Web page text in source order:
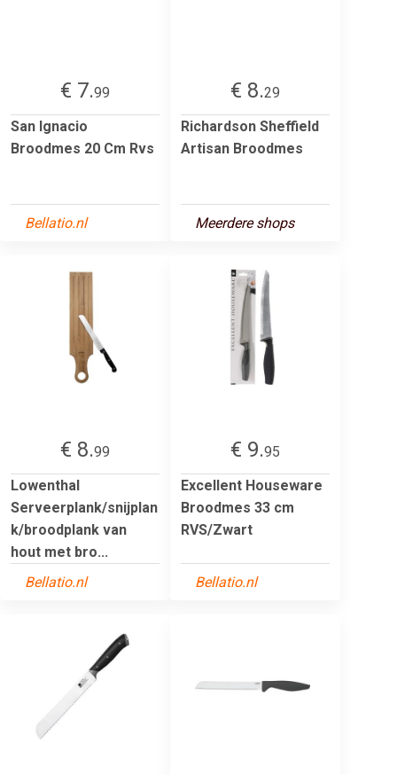
€ 7.99
San Ignacio
Broodmes 20 Cm Rvs
Bellatio.nl
€ 8.29
Richardson Sheffield
Artisan Broodmes
Meerdere shops
€ 8.99
Lowenthal
Serveerplank/snijplan
k/broodplank van
hout met bro...
Bellatio.nl
€ 9.95
Excellent Houseware
Broodmes 33 cm
RVS/Zwart
Bellatio.nl